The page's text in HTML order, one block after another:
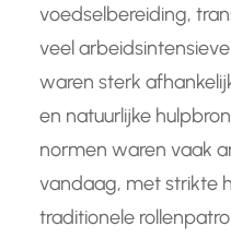
voedselbereiding,
veel
waren sterk
en natuurlijke
normen waren vaak
vandaag, met strikte
traditionele